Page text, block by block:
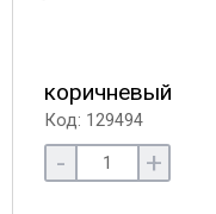
коричневый
Код: 129494
- +